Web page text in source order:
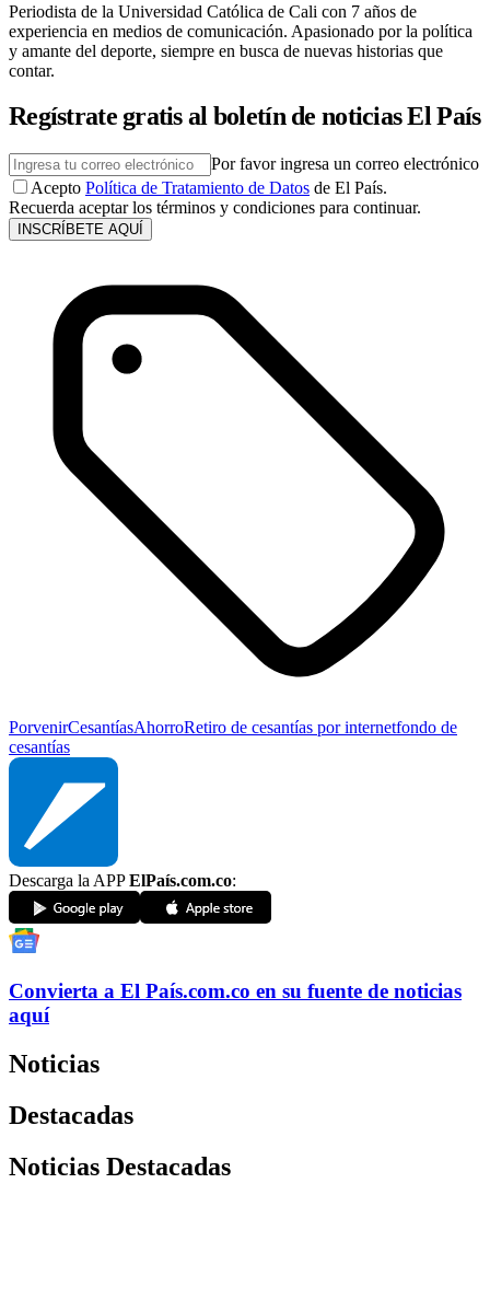
Periodista de la Universidad Católica de Cali con 7 años de
experiencia en medios de comunicación. Apasionado por la política
y amante del deporte, siempre en busca de nuevas historias que
contar.
Regístrate gratis al boletín de noticias El País
Por favor ingresa un correo electrónico
Acepto Política de Tratamiento de Datos de El País.
Recuerda aceptar los términos y condiciones para continuar.
INSCRÍBETE AQUÍ
PorvenirCesantíasAhorroRetiro de cesantías por internetfondo de
cesantías
Descarga la APPElPaís.com.co:
Convierta a El País.com.co en su fuente de noticias
aquí
Noticias
Destacadas
Noticias Destacadas